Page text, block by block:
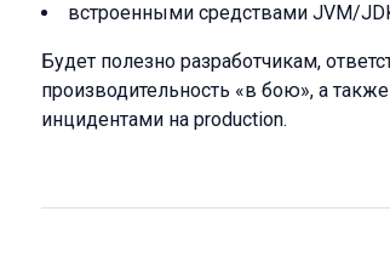
встроенными средствами JVM/
Будет полезно разработчикам,
производительность «в бою», а
инцидентами на production.